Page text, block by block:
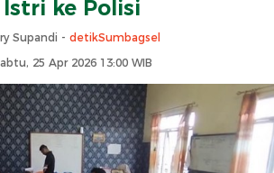
Istri ke Polisi
Supandi - detikSumbagsel
25 Apr 2026 13:00 WIB